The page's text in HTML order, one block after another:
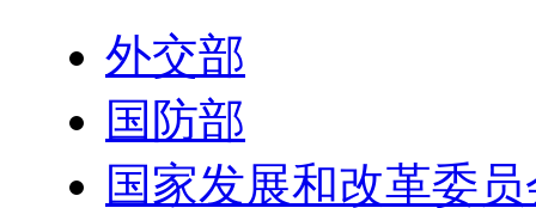
外交部
国防部
国家发展和改革委